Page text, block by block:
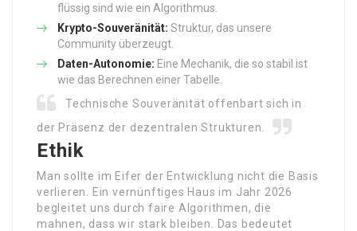
flüssig sind wie ein Algorithmus.
Krypto-Souveränität: Struktur, das unsere
Community überzeugt.
Daten-Autonomie: Eine Mechanik, die so stabil ist
wie das Berechnen einer Tabelle.
Technische Souveränität offenbart sich in
der Präsenz der dezentralen Strukturen.
Ethik
Man sollte im Eifer der Entwicklung nicht die Basis
verlieren. Ein vernünftiges Haus im Jahr 2026
begleitet uns durch faire Algorithmen, die
mahnen, dass wir stark bleiben. Das bedeutet